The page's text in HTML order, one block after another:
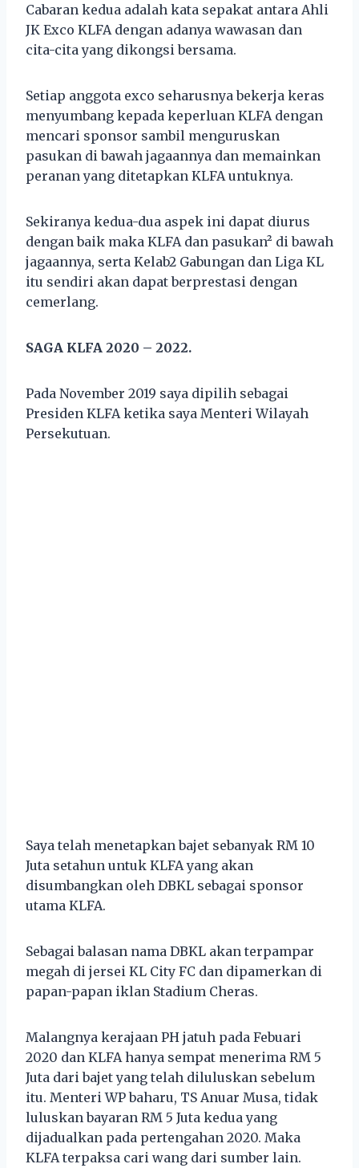
Cabaran kedua adalah kata sepakat antara Ahli
JK Exco KLFA dengan adanya wawasan dan
cita-cita yang dikongsi bersama.
Setiap anggota exco seharusnya bekerja keras
menyumbang kepada keperluan KLFA dengan
mencari sponsor sambil menguruskan
pasukan di bawah jagaannya dan memainkan
peranan yang ditetapkan KLFA untuknya.
Sekiranya kedua-dua aspek ini dapat diurus
dengan baik maka KLFA dan pasukan² di bawah
jagaannya, serta Kelab2 Gabungan dan Liga KL
itu sendiri akan dapat berprestasi dengan
cemerlang.
SAGA KLFA 2020 – 2022.
Pada November 2019 saya dipilih sebagai
Presiden KLFA ketika saya Menteri Wilayah
Persekutuan.
Saya telah menetapkan bajet sebanyak RM 10
Juta setahun untuk KLFA yang akan
disumbangkan oleh DBKL sebagai sponsor
utama KLFA.
Sebagai balasan nama DBKL akan terpampar
megah di jersei KL City FC dan dipamerkan di
papan-papan iklan Stadium Cheras.
Malangnya kerajaan PH jatuh pada Febuari
2020 dan KLFA hanya sempat menerima RM 5
Juta dari bajet yang telah diluluskan sebelum
itu. Menteri WP baharu, TS Anuar Musa, tidak
luluskan bayaran RM 5 Juta kedua yang
dijadualkan pada pertengahan 2020. Maka
KLFA terpaksa cari wang dari sumber lain.